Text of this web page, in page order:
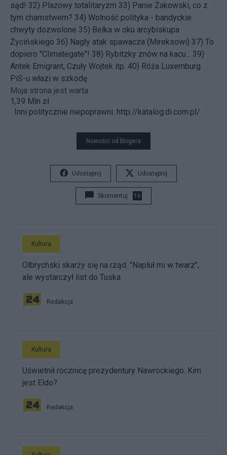
sąd! 32) Plażowy totalitaryzm 33) Panie Żakowski, co z
tym chamstwem? 34) Wolność polityka - bandyckie
chwyty dozwolone 35) Belka w oku arcybiskupa
Życińskiego 36) Nagły atak spawacza (Mireksowi) 37) To
dopiero "Climategate"! 38) Rybitzky znów na kacu... 39)
Antek Emigrant, Czuły Wojtek itp. 40) Róża Luxemburg
PiS-u włazi w szkodę
Moja strona jest warta
1,39 Mln zł
Inni politycznie niepoprawni: http://katalog.di.com.pl/
Nowości od blogera
Udostępnij Udostępnij
Skomentuj 16
Kultura
Olbrychski skarży się na rząd. "Napluł mi w twarz",
ale wystarczył list do Tuska
Redakcja
Kultura
Uświetnił rocznicę prezydentury Nawrockiego. Kim
jest Eldo?
Redakcja